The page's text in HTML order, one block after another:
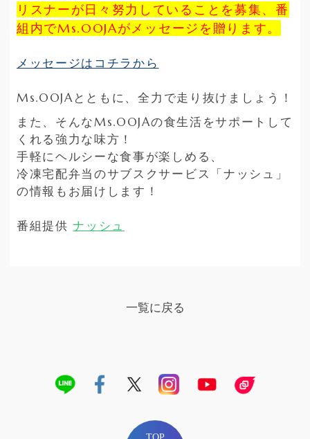
リスナーが日々努力していることを募集、番
組内でMs.OOJAがメッセージを贈ります。
メッセージはコチラから
Ms.OOJAとともに、全力で走り抜けましょう！
また、そんなMs.OOJAの食生活をサポートして
くれる強力な味方！
手軽にヘルシーな食事が楽しめる、
冷凍宅配弁当のサブスクサービス「ナッシュ」
の情報もお届けします！
番組提供ナッシュ
一覧に戻る